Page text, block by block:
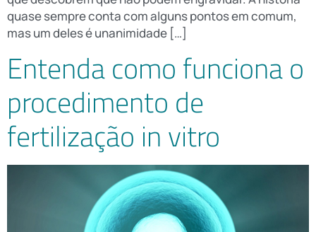
quase sempre conta com alguns pontos em comum,
mas um deles é unanimidade […]
Entenda como funciona o
procedimento de
fertilização in vitro